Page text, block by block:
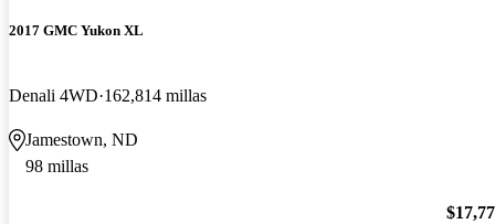
2017 GMC Yukon XL
Denali 4WD 162,814 millas
Jamestown, ND
98 millas